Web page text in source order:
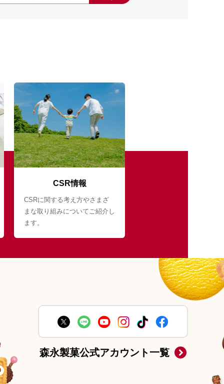
CSR情報
CSRに関する考え方やさまざ
まな取り組みについてご紹介し
ます。
森永製菓公式アカウント一覧